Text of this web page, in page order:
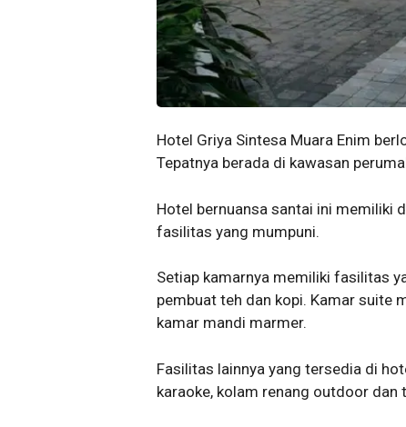
Hotel Griya Sintesa Muara Enim
Tepatnya berada di kawasan
Hotel bernuansa santai ini memiliki
fasilitas yang mumpuni.
Setiap kamarnya memiliki fasilitas
pembuat teh dan kopi. Kamar suite
kamar mandi marmer.
Fasilitas lainnya yang tersedia di
karaoke, kolam renang outdoor dan